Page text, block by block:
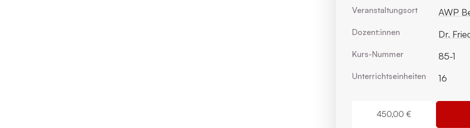
Veranstaltungsort AWP
Dozent:innen Dr.
Kurs-Nummer 85-1
Unterrichts­einheiten 16
450,00 €